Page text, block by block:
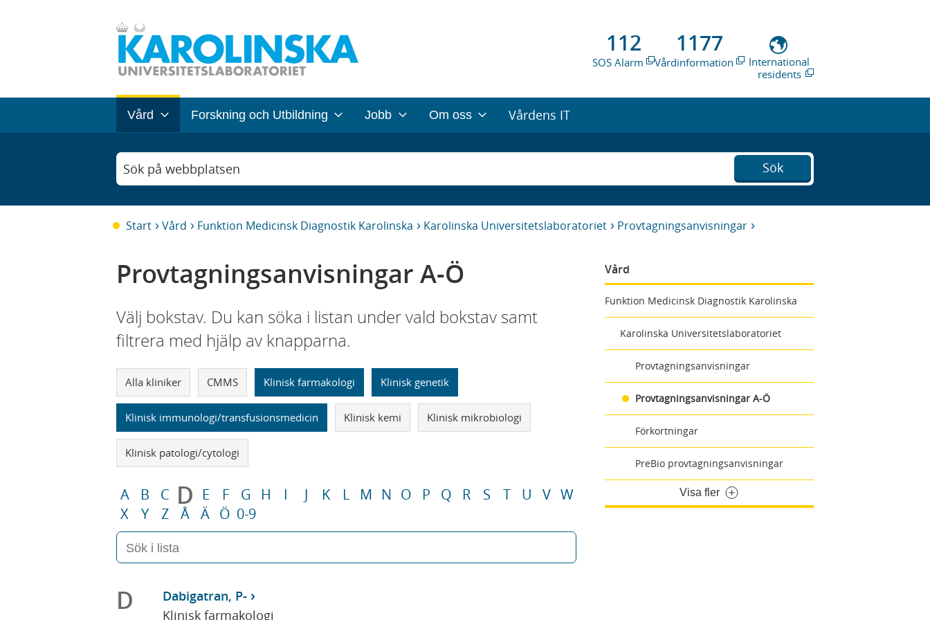
112
SOS Alarm
1177
Vårdinformation
International
residents
Vård Forskning och Utbildning Jobb Om oss Vårdens IT
Sök på webbplatsen Sök
Start Vård Funktion Medicinsk Diagnostik Karolinska Karolinska Universitetslaboratoriet Provtagningsanvisningar
Vård
Funktion Medicinsk Diagnostik Karolinska
Karolinska Universitetslaboratoriet
Provtagningsanvisningar
Provtagningsanvisningar A-Ö
Förkortningar
PreBio provtagningsanvisningar
Visa fler
Provtagningsanvisningar A-Ö
Välj bokstav. Du kan söka i listan under vald bokstav samt
filtrera med hjälp av knapparna.
Alla kliniker CMMS Klinisk farmakologi Klinisk genetik
Klinisk immunologi/transfusionsmedicin Klinisk kemi Klinisk mikrobiologi
Klinisk patologi/cytologi
A B C D E F G H I J K L M N O P Q R S T U V W
X
Y Z Å Ä Ö 0-9
D
Dabigatran, P-
Klinisk farmakologi